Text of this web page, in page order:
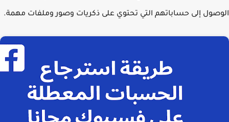
إلى حساباتهم التي تحتوي على ذكريات وصور وملفات مهمة.